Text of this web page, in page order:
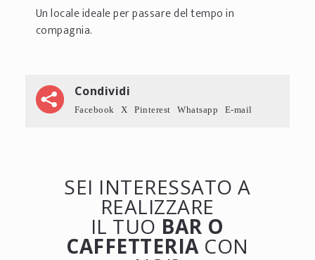
Un locale ideale per passare del tempo in
compagnia.
Condividi
Facebook X Pinterest Whatsapp E-mail
SEI INTERESSATO A
REALIZZARE
IL TUO BAR O
CAFFETTERIA CON